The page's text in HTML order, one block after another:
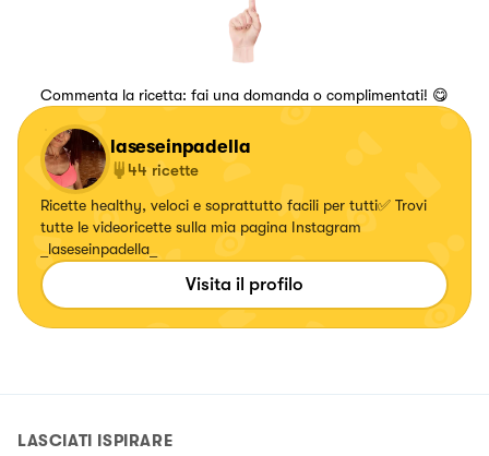
Commenta la ricetta: fai una domanda o complimentati! 😋
laseseinpadella
44 ricette
Ricette healthy, veloci e soprattutto facili per tutti✅ Trovi
tutte le videoricette sulla mia pagina Instagram
_laseseinpadella_
Visita il profilo
LASCIATI ISPIRARE